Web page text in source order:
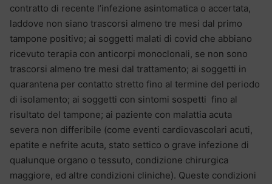
contratto di recente l’infezione asintomatica o accertata,
laddove non siano trascorsi almeno tre mesi dal primo
tampone positivo; ai soggetti malati di covid che abbiano
ricevuto terapia con anticorpi monoclonali, se non sono
trascorsi almeno tre mesi dal trattamento; ai soggetti in
quarantena per contatto stretto fino al termine del periodo
di isolamento; ai soggetti con sintomi sospetti fino al
risultato del tampone; ai paziente con malattia acuta
severa non differibile (come eventi cardiovascolari acuti,
epatite e nefrite acuta, stato settico o grave infezione di
qualunque organo o tessuto, condizione chirurgica
maggiore, ed altre condizioni cliniche). Queste condizioni